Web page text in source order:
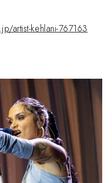
artist-kehlani-767163